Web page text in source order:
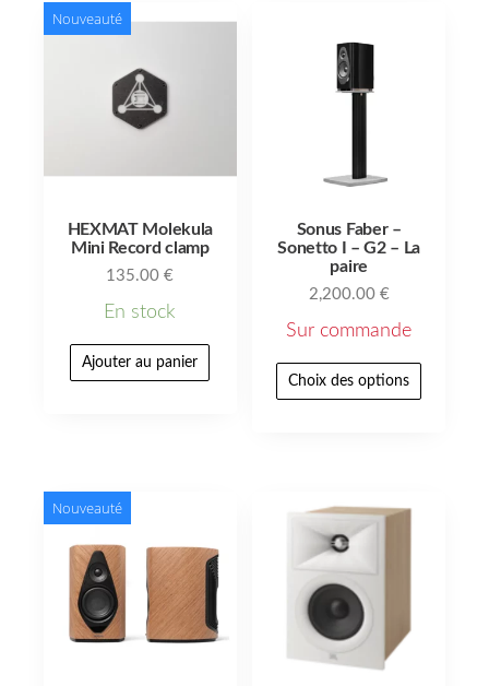
Nouveauté
HEXMAT Molekula
Mini Record clamp
135.00€
En stock
Ajouter au panier
Sonus Faber –
Sonetto I – G2 – La
paire
2,200.00 €
Sur commande
Choix des options
Nouveauté